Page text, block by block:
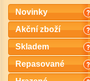
Novinky
Akční zboží
Skladem
Repasované